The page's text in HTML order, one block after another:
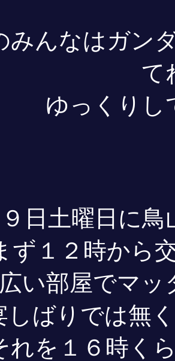
みんなはガン
て
ゆっくりし
日土曜日に
ず１２時から
い部屋でマッ
しばりでは無
を１６時く